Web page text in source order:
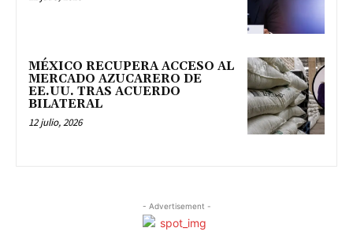
MÉXICO RECUPERA ACCESO AL
MERCADO AZUCARERO DE
EE.UU. TRAS ACUERDO
BILATERAL
12 julio, 2026
- Advertisement -